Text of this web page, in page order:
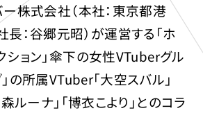
ー株式会社（本社：東京都港
：谷郷元昭）が運営する「ホ
ション」傘下の女性VTuberグル
の所属VTuber「大空スバル」
森ルーナ」「博衣こより」とのコラ